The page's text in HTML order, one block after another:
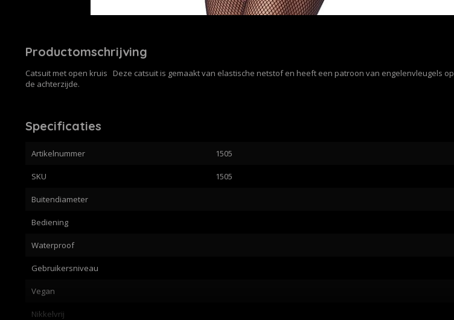
Productomschrijving
Catsuit met open kruis Deze catsuit is gemaakt van elastische netstof en heeft een patroon van engelenvleugels op
de achterzijde.
Specificaties
Artikelnummer 1505
SKU 1505
Buitendiameter
Bediening
Waterproof
Gebruikersniveau
Vegan
Nikkelvrij